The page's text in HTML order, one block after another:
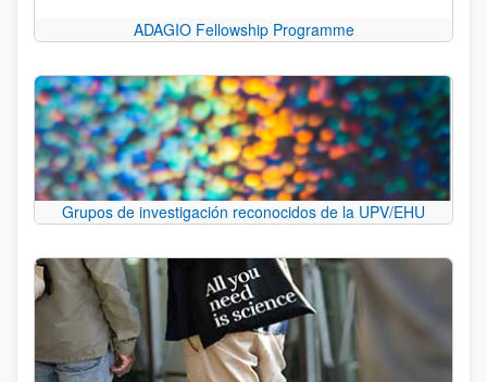
ADAGIO Fellowship Programme
Grupos de investigación reconocidos de la UPV/EHU